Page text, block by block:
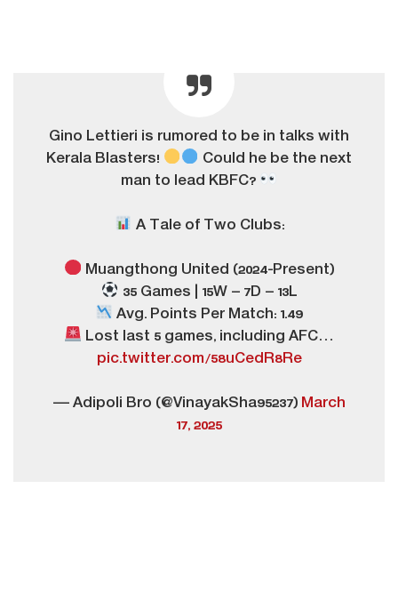
Gino Lettieri is rumored to be in talks with
Kerala Blasters!
Could he be the next
man to lead KBFC?
A Tale of Two Clubs:
Muangthong United (2024-Present)
35 Games | 15W – 7D – 13L
Avg. Points Per Match: 1.49
Lost last 5 games, including AFC…
pic.twitter.com/58uCedR8Re
— Adipoli Bro (@VinayakSha95237) March
17, 2025